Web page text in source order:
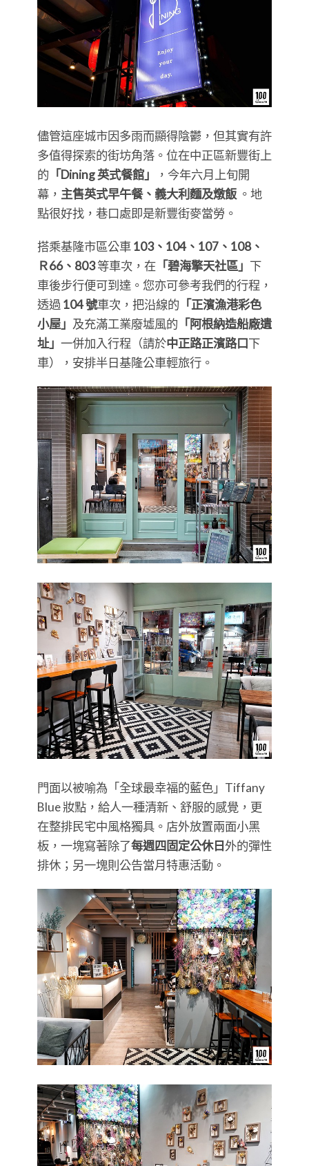
儘管這座城市因多雨而顯得陰鬱，但其實有許
多值得探索的街坊角落。位在中正區新豐街上
的 「Dining 英式餐館」
，今年六月上旬開
幕， 主售英式早午餐、義大利麵及燉飯 。地
點很好找，巷口處即是新豐街麥當勞。
搭乘基隆市區公車103、104、107、108、
Ｒ66、803等車次，在 「碧海擎天社區」 下
車後步行便可到達。您亦可參考我們的行程，
透過 104 號車次，把沿線的 「正濱漁港彩色
小屋」 及充滿工業廢墟風的 「阿根納造船廠遺
址」 一併加入行程（請於中正路正濱路口下
車），安排半日基隆公車輕旅行。
門面以被喻為「全球最幸福的藍色」Tiffany
Blue 妝點，給人一種清新、舒服的感覺，更
在整排民宅中風格獨具。店外放置兩面小黑
板，一塊寫著除了每週四固定公休日 外的彈性
排休；另一塊則公告當月特惠活動。